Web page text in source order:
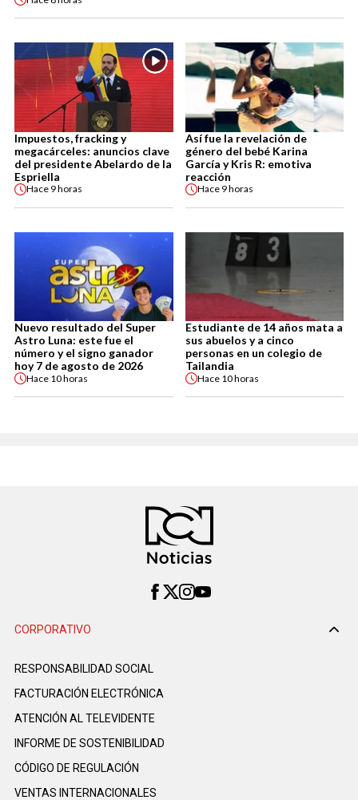
Impuestos, fracking y
megacárceles: anuncios clave
del presidente Abelardo de la
Espriella
Hace 9 horas
Así fue la revelación de
género del bebé Karina
García y Kris R: emotiva
reacción
Hace 9 horas
Nuevo resultado del Super
Astro Luna: este fue el
número y el signo ganador
hoy 7 de agosto de 2026
Hace 10 horas
Estudiante de 14 años mata a
sus abuelos y a cinco
personas en un colegio de
Tailandia
Hace 10 horas
CORPORATIVO
RESPONSABILIDAD SOCIAL
FACTURACIÓN ELECTRÓNICA
ATENCIÓN AL TELEVIDENTE
INFORME DE SOSTENIBILIDAD
CÓDIGO DE REGULACIÓN
VENTAS INTERNACIONALES